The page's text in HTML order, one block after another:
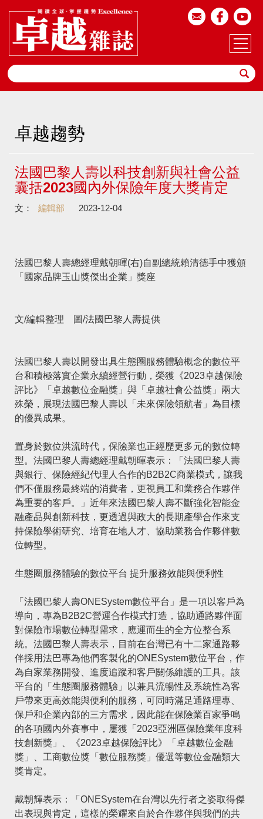
卓越趨勢
法國巴黎人壽以科技創新與社會公益
囊括2023國內外保險年度大獎肯定
文： 編輯部 2023-12-04
法國巴黎人壽總經理戴朝暉(右)自副總統賴清德手中獲頒
「國家品牌玉山獎傑出企業」獎座
文/編輯整理 圖/法國巴黎人壽提供
法國巴黎人壽以開發出具生態圈服務體驗概念的數位平
台和積極落實企業永續經營行動，榮獲《2023卓越保險
評比》「卓越數位金融獎」與「卓越社會公益獎」兩大
殊榮，展現法國巴黎人壽以「未來保險領航者」為目標
的優異成果。
置身於數位洪流時代，保險業也正經歷更多元的數位轉
型。法國巴黎人壽總經理戴朝暉表示：「法國巴黎人壽
與銀行、保險經紀代理人合作的B2B2C商業模式，讓我
們不僅服務最終端的消費者，更視員工和業務合作夥伴
為重要的客戶。」近年來法國巴黎人壽不斷強化智能金
融產品與創新科技，更透過與政大的長期產學合作來支
持保險學術研究、培育在地人才、協助業務合作夥伴數
位轉型。
生態圈服務體驗的數位平台 提升服務效能與便利性
「法國巴黎人壽ONESystem數位平台」是一項以客戶為
導向，專為B2B2C營運合作模式打造，協助通路夥伴面
對保險市場數位轉型需求，應運而生的全方位整合系
統。法國巴黎人壽表示，目前在台灣已有十二家通路夥
伴採用法巴專為他們客製化的ONESystem數位平台，作
為自家業務開發、進度追蹤和客戶關係維護的工具。該
平台的「生態圈服務體驗」以兼具流暢性及系統性為客
戶帶來更高效能與便利的服務，可同時滿足通路理專、
保戶和企業內部的三方需求，因此能在保險業百家爭鳴
的各項國內外賽事中，屢獲「2023亞洲區保險業年度科
技創新獎」、《2023卓越保險評比》「卓越數位金融
獎」、工商數位獎「數位服務獎」優選等數位金融類大
獎肯定。
戴朝輝表示：「ONESystem在台灣以先行者之姿取得傑
出表現與肯定，這樣的榮耀來自於合作夥伴與我們的共